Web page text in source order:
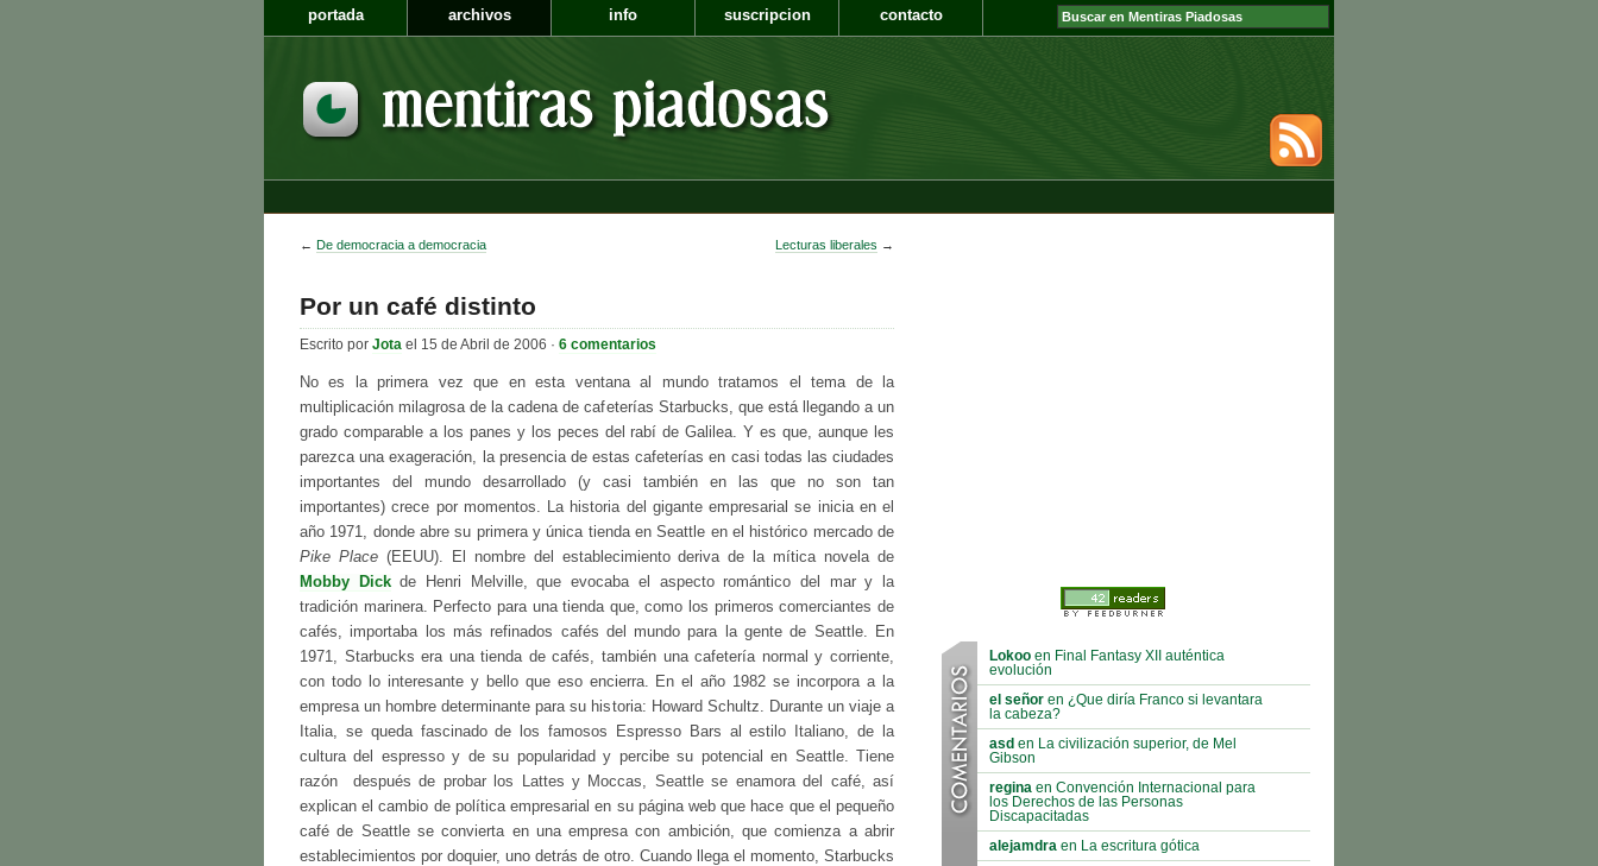
portada archivos info suscripcion contacto
← De democracia a democracia Lecturas liberales →
Por un café distinto
Escrito por Jota el 15 de Abril de 2006 · 6 comentarios
No es la primera vez que en esta ventana al mundo tratamos el tema de la
multiplicación milagrosa de la cadena de cafeterías Starbucks, que está llegando a un
grado comparable a los panes y los peces del rabí de Galilea. Y es que, aunque les
parezca una exageración, la presencia de estas cafeterías en casi todas las ciudades
importantes del mundo desarrollado (y casi también en las que no son tan
importantes) crece por momentos. La historia del gigante empresarial se inicia en el
año 1971, donde abre su primera y única tienda en Seattle en el histórico mercado de
Pike Place(EEUU). El nombre del establecimiento deriva de la mítica novela de
Mobby Dickde Henri Melville, que evocaba el aspecto romántico del mar y la
tradición marinera. Perfecto para una tienda que, como los primeros comerciantes de
cafés, importaba los más refinados cafés del mundo para la gente de Seattle. En
1971, Starbucks era una tienda de cafés, también una cafetería normal y corriente,
con todo lo interesante y bello que eso encierra. En el año 1982 se incorpora a la
empresa un hombre determinante para su historia: Howard Schultz. Durante un viaje a
Italia, se queda fascinado de los famosos Espresso Bars al estilo Italiano, de la
cultura del espresso y de su popularidad y percibe su potencial en Seattle. Tiene
razón  después de probar los Lattes y Moccas, Seattle se enamora del café, así
explican el cambio de política empresarial en su página web que hace que el pequeño
café de Seattle se convierta en una empresa con ambición, que comienza a abrir
establecimientos por doquier, uno detrás de otro. Cuando llega el momento, Starbucks
Lokoo en Final Fantasy XII auténtica
evolución
el señor en ¿Que diría Franco si levantara
la cabeza?
asd en La civilización superior, de Mel
Gibson
regina en Convención Internacional para
los Derechos de las Personas
Discapacitadas
alejamdra en La escritura gótica